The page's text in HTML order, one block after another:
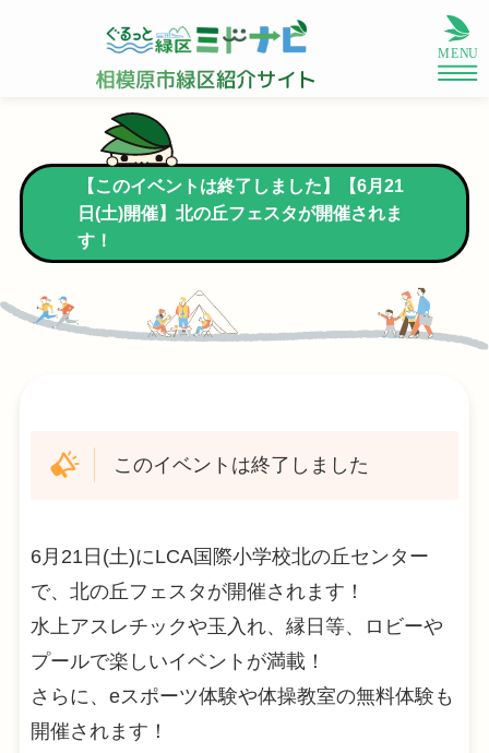
【このイベントは終了しました】【6月21
日(土)開催】北の丘フェスタが開催されま
す！
このイベントは終了しました
6月21日(土)にLCA国際小学校北の丘センター
で、北の丘フェスタが開催されます！
水上アスレチックや玉入れ、縁日等、ロビーや
プールで楽しいイベントが満載！
さらに、eスポーツ体験や体操教室の無料体験も
開催されます！